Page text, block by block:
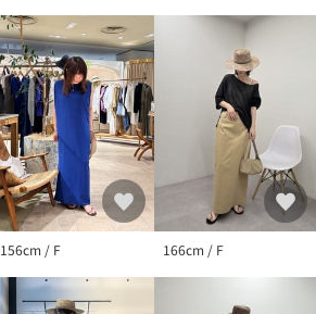
156cm / F 166cm / F